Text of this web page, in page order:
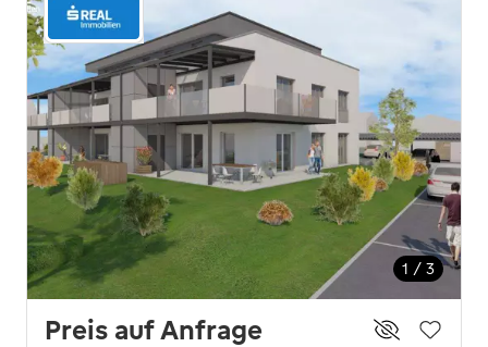
1 / 3
Preis auf Anfrage